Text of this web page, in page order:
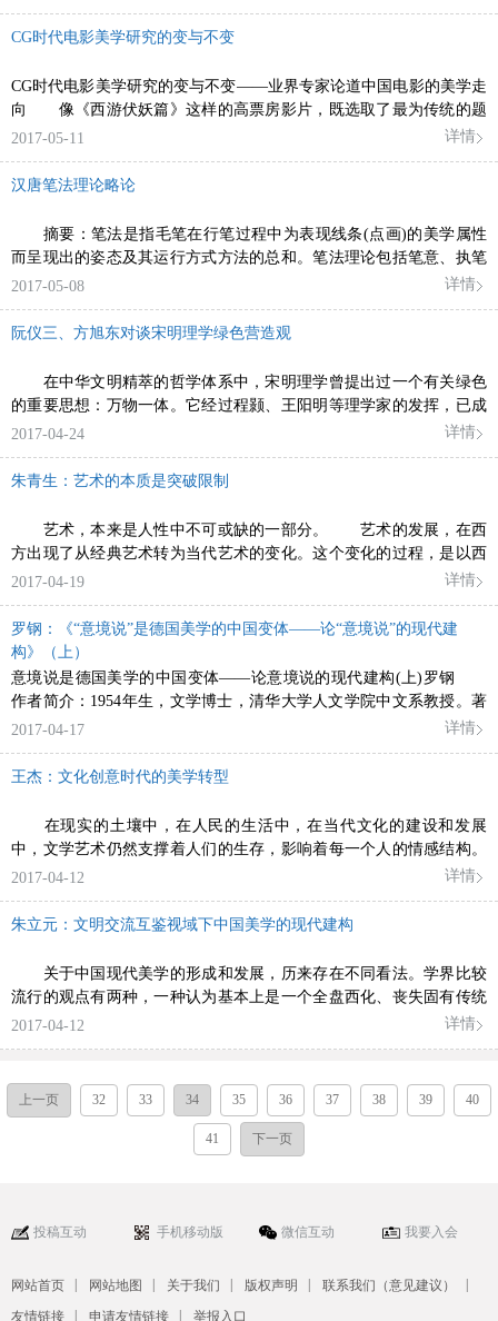
CG时代电影美学研究的变与不变
CG时代电影美学研究的变与不变——业界专家论道中国电影的美学走
向 像《西游伏妖篇》这样的高票房影片，既选取了最为传统的题
材，又采用
2017-05-11 详情
汉唐笔法理论略论
摘要：笔法是指毛笔在行笔过程中为表现线条(点画)的美学属性
而呈现出的姿态及其运行方式方法的总和。笔法理论包括笔意、执笔
法和用笔法
2017-05-08 详情
阮仪三、方旭东对谈宋明理学绿色营造观
在中华文明精萃的哲学体系中，宋明理学曾提出过一个有关绿色
的重要思想：万物一体。它经过程颢、王阳明等理学家的发挥，已成
为一个中国
2017-04-24 详情
朱青生：艺术的本质是突破限制
艺术，本来是人性中不可或缺的一部分。 艺术的发展，在西
方出现了从经典艺术转为当代艺术的变化。这个变化的过程，是以西
方传统艺术
2017-04-19 详情
罗钢：《“意境说”是德国美学的中国变体——论“意境说”的现代建
构》（上）
意境说是德国美学的中国变体——论意境说的现代建构(上)罗钢
作者简介：1954年生，文学博士，清华大学人文学院中文系教授。著
有《历史汇
2017-04-17 详情
王杰：文化创意时代的美学转型
在现实的土壤中，在人民的生活中，在当代文化的建设和发展
中，文学艺术仍然支撑着人们的生存，影响着每一个人的情感结构。
面对日益发展
2017-04-12 详情
朱立元：文明交流互鉴视域下中国美学的现代建构
关于中国现代美学的形成和发展，历来存在不同看法。学界比较
流行的观点有两种，一种认为基本上是一个全盘西化、丧失固有传统
话语的过程
2017-04-12 详情
上一页 32 33 34 35 36 37 38 39 40
41 下一页
投稿互动 手机移动版 微信互动 我要入会
网站首页 网站地图 关于我们 版权声明 联系我们（意见建议）
友情链接 申请友情链接 举报入口